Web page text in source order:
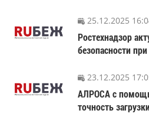
25.12.2025
Ростехнадзор
безопасности
23.12.2025
АЛРОСА с
точность